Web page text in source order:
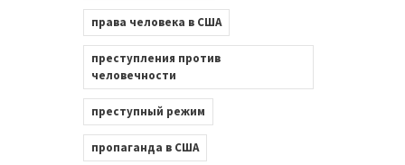
права человека в США
преступления против
человечности
преступный режим
пропаганда в США